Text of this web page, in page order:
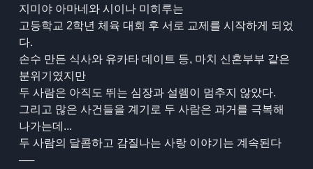
지미야 아마네와 시이나 미히루는
고등학교 2학년 체육 대회 후 서로 교제를 시작하게 되었
다.
손수 만든 식사와 유카타 데이트 등, 마치 신혼부부 같은
분위기였지만
두 사람은 아직도 뛰는 심장과 설렘이 멈추지 않았다.
그리고 많은 사건들을 계기로 두 사람은 과거를 극복해
나가는데...
두 사람의 달콤하고 감질나는 사랑 이야기는 계속된다
──